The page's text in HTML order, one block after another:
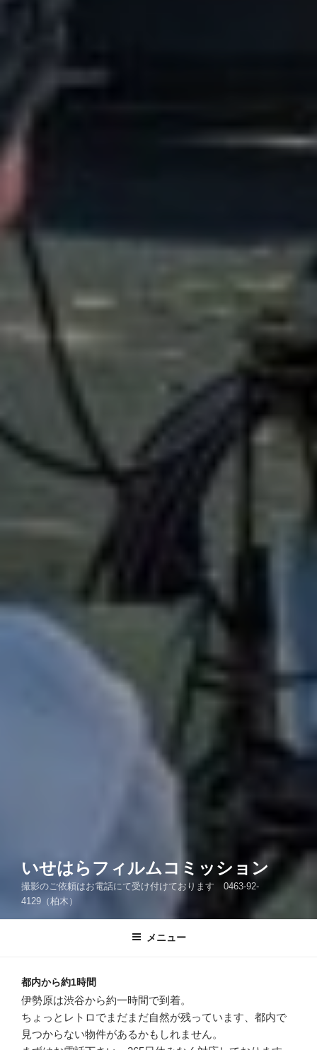
いせはらフィルムコミッション
撮影のご依頼はお電話にて受け付けております 0463-92-
4129（柏木）
メニュー
都内から約1時間
伊勢原は渋谷から約一時間で到着。
ちょっとレトロでまだまだ自然が残っています、都内で
見つからない物件があるかもしれません。